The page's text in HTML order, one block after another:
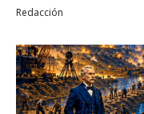
Redacción